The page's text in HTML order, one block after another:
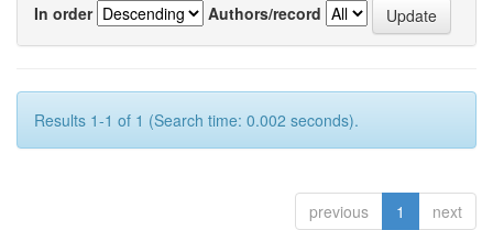
In order
Authors/record
Results 1-1 of 1 (Search time: 0.002 seconds).
previous 1 next